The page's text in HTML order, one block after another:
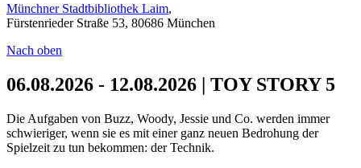
Münchner Stadtbibliothek Laim,
Fürstenrieder Straße 53, 80686 München
Nach oben
06.08.2026 - 12.08.2026 | TOY STORY 5
Die Aufgaben von Buzz, Woody, Jessie und Co. werden immer
schwieriger, wenn sie es mit einer ganz neuen Bedrohung der
Spielzeit zu tun bekommen: der Technik.